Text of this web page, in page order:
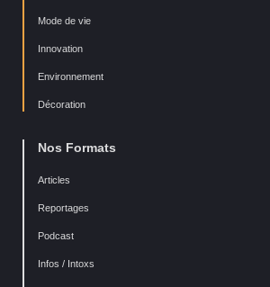
Mode de vie
Innovation
Environnement
Décoration
Nos Formats
Articles
Reportages
Podcast
Infos / Intoxs